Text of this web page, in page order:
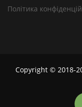
Політика
Copyright © 2018-